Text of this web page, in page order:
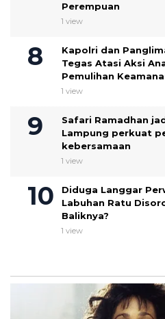
Perempuan
1 view
Kapolri dan
Tegas Atasi Aksi
Pemulihan
1 view
Safari Ramadhan
Lampung perkuat
kebersamaan
1 view
Diduga Langgar
Labuhan Ratu
Baliknya?
1 view